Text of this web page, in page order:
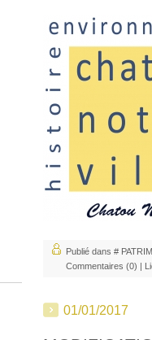
Publié dans #
Commentaires (0) |
01/01/2017